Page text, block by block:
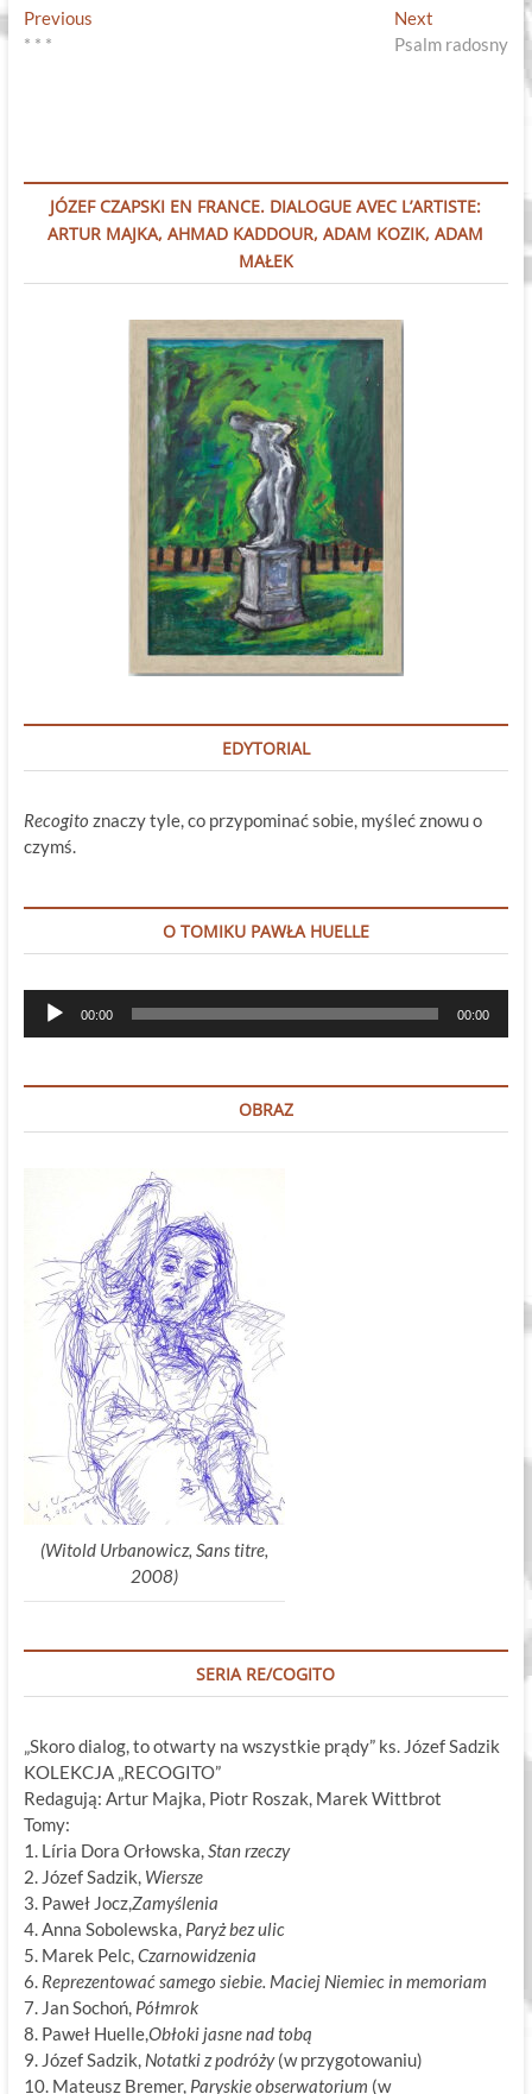
Nawigacja
PreviousPrevious
* * *
Next
post:
Psalm radosny
JÓZEF CZAPSKI EN FRANCE. DIALOGUE AVEC L’ARTISTE:
ARTUR MAJKA, AHMAD KADDOUR, ADAM KOZIK, ADAM
MAŁEK
EDYTORIAL
Recogito znaczy tyle, co przypominać sobie, myśleć znowu o
czymś.
O TOMIKU PAWŁA HUELLE
Odtwarzacz
plików
00:00 00:00
OBRAZ
(Witold Urbanowicz, Sans titre,
2008)
SERIA RE/COGITO
„Skoro dialog, to otwarty na wszystkie prądy” ks. Józef Sadzik
KOLEKCJA „RECOGITO”
Redagują: Artur Majka, Piotr Roszak, Marek Wittbrot
Tomy:
1. Líria Dora Orłowska,Stan rzeczy
2. Józef Sadzik, Wiersze
3. Paweł Jocz,Zamyślenia
4. Anna Sobolewska, Paryż bez ulic
5. Marek Pelc,Czarnowidzenia
6. Reprezentować samego siebie. Maciej Niemiec in memoriam
7. Jan Sochoń, Półmrok
8. Paweł Huelle,Obłoki jasne nad tobą
9. Józef Sadzik, Notatki z podróży(w przygotowaniu)
10. Mateusz Bremer, Paryskie obserwatorium (w